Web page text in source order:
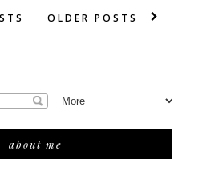
OLDER POSTS
about me